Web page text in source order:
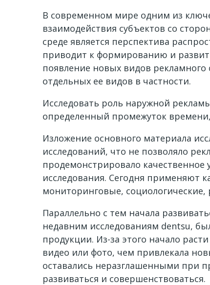
В современном мире одним из
взаимодействия субъектов со
среде является перспектива
приводит к формированию и
появление новых видов
отдельных ее видов в частности.
Исследовать роль наружной
определенный промежуток
Изложение основного материала
исследований, что не позволяло
продемонстрировало
исследования. Сегодня применяют
мониторинговые,
Параллельно с тем начала
недавним исследованиям dentsu,
продукции. Из-за этого начало
видео или фото, чем привлекала
оставались неразглашенными при
развиваться и совершенствоваться.